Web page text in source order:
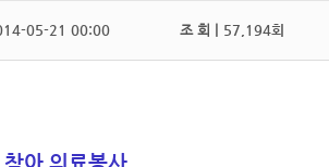
05-21 00:00 조 회 | 57,194회
아 의료봉사